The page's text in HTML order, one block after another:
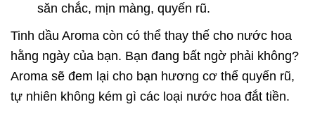
săn chắc, mịn màng, quyến rũ.
Tinh dầu Aroma còn có thể thay thế cho nước hoa
hằng ngày của bạn. Bạn đang bất ngờ phải không?
Aroma sẽ đem lại cho bạn hương cơ thể quyến rũ,
tự nhiên không kém gì các loại nước hoa đắt tiền.